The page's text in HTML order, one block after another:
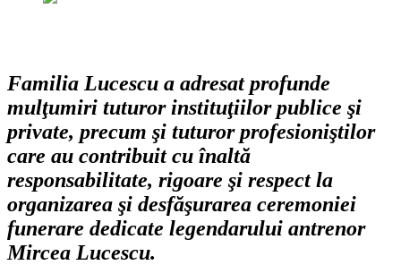
Familia Lucescu a adresat profunde
mulţumiri tuturor instituţiilor publice şi
private, precum şi tuturor profesioniştilor
care au contribuit cu înaltă
responsabilitate, rigoare şi respect la
organizarea şi desfăşurarea ceremoniei
funerare dedicate legendarului antrenor
Mircea Lucescu.